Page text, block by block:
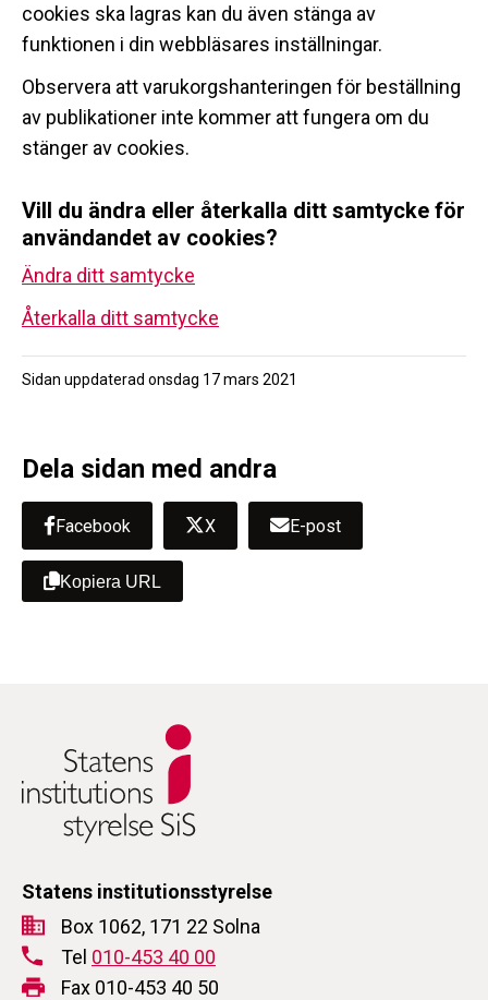
cookies ska lagras kan du även stänga av
funktionen i din webbläsares inställningar.
Observera att varukorgshanteringen för beställning
av publikationer inte kommer att fungera om du
stänger av cookies.
Vill du ändra eller återkalla ditt samtycke för
användandet av cookies?
Ändra ditt samtycke
Återkalla ditt samtycke
Sidan uppdaterad onsdag 17 mars 2021
Dela sidan med andra
Facebook X E-post
Kopiera URL
Statens institutionsstyrelse
Box 1062, 171 22 Solna
Tel 010-453 40 00
Fax 010-453 40 50